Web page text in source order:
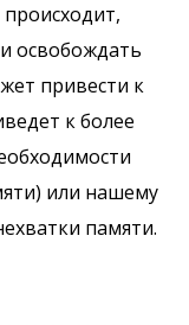
освобождать
привести к
к более
или нашему
памяти.